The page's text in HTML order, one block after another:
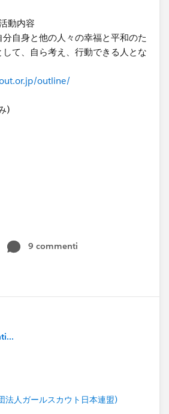
動内容
自身と他の人々の幸福と平和のた
て、自ら考え、行動できる人とな
outline/
)
DRMを使っていますか？(※ファン
Starter Packです。)
ートセンターが実施する研修に受
が実施するハンズオンの2回コー
らい前で正式名称を失念）
9 commenti
法人ガールスカウト日本連盟)